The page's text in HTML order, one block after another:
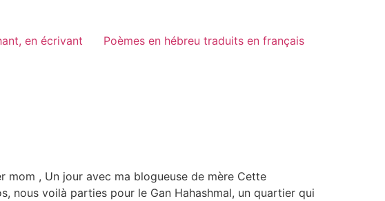
en écrivant Poèmes en hébreu traduits en français
, Un jour avec ma blogueuse de mère Cette
nous voilà parties pour le Gan Hahashmal, un quartier qui